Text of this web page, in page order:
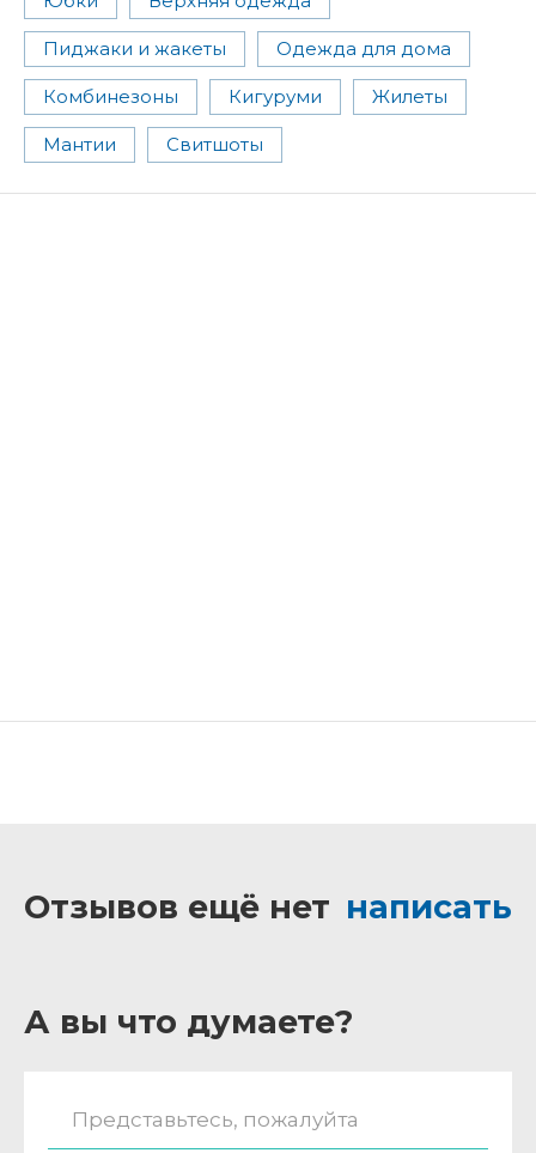
Пиджаки и жакеты Одежда для дома
Комбинезоны Кигуруми Жилеты
Мантии Свитшоты
Отзывов ещё нет написать
А вы что думаете?